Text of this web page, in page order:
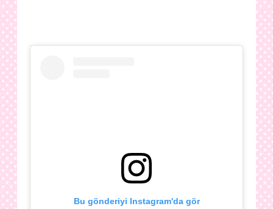
Bu gönderiyi Instagram'da gör